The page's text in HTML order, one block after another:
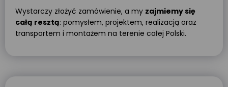
Wystarczy złożyć zamówienie, a my zajmiemy się
całą resztą: pomysłem, projektem, realizacją oraz
transportem i montażem na terenie całej Polski.